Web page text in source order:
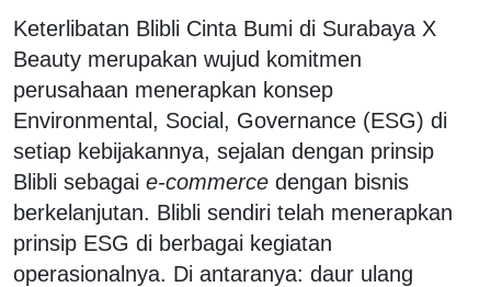
Keterlibatan Blibli Cinta Bumi di Surabaya X
Beauty merupakan wujud komitmen
perusahaan menerapkan konsep
Environmental, Social, Governance (ESG) di
setiap kebijakannya, sejalan dengan prinsip
Blibli sebagai e-commerce dengan bisnis
berkelanjutan. Blibli sendiri telah menerapkan
prinsip ESG di berbagai kegiatan
operasionalnya. Di antaranya: daur ulang